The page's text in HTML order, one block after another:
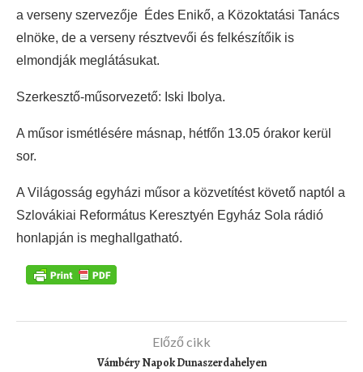
a verseny szervezője Édes Enikő, a Közoktatási Tanács
elnöke, de a verseny résztvevői és felkészítőik is
elmondják meglátásukat.
Szerkesztő-műsorvezető: Iski Ibolya.
A műsor ismétlésére másnap, hétfőn 13.05 órakor kerül
sor.
A Világosság egyházi műsor a közvetítést követő naptól a
Szlovákiai Református Keresztyén Egyház Sola rádió
honlapján is meghallgatható.
Előző cikk
Vámbéry Napok Dunaszerdahelyen